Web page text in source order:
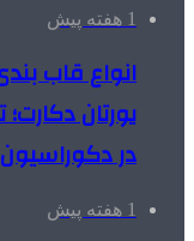
1 هفته پیش
انواع قاب
یورتان
در
1 هفته پیش